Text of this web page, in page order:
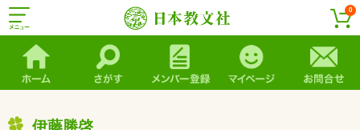
0
伊藤勝啓